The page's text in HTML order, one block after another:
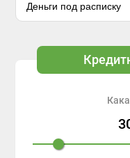
Деньги под расписку